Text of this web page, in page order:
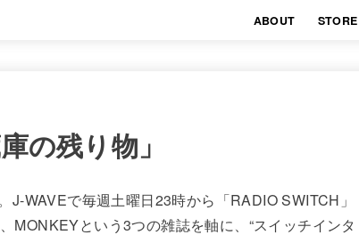
ABOUT STORE
の残り物」
J-WAVEで毎週土曜日23時から「RADIO SWITCH」
MONKEYという3つの雑誌を軸に、“スイッチインタ